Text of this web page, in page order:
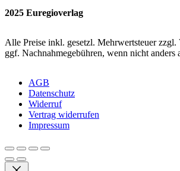
2025 Euregioverlag
Alle Preise inkl. gesetzl. Mehrwertsteuer zzgl.
ggf. Nachnahmegebühren, wenn nicht anders
AGB
Datenschutz
Widerruf
Vertrag widerrufen
Impressum